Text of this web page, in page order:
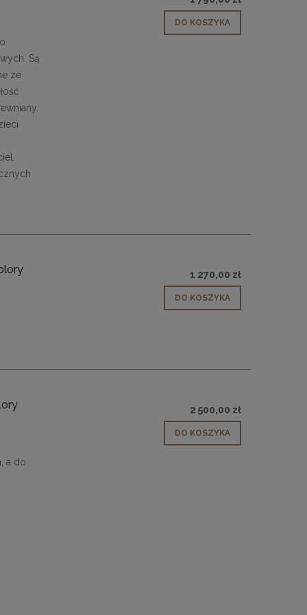
Są
ze
DO KOSZYKA
1 270,00 zł
DO KOSZYKA
a do
2 500,00 zł
DO KOSZYKA